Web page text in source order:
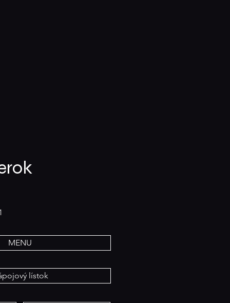
MENU
lístok